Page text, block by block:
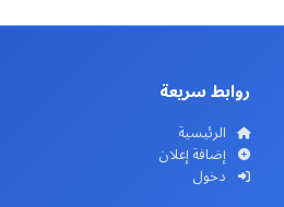
روابط سريعة
الرئيسية
إضافة إعلان
دخول